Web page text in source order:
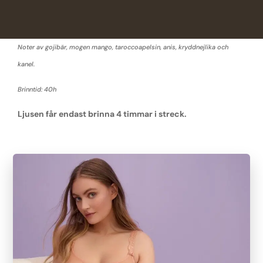
Noter av gojibär, mogen mango, taroccoapelsin, anis, kryddnejlika och
kanel.
Brinntid: 40h
Ljusen får endast brinna 4 timmar i streck.